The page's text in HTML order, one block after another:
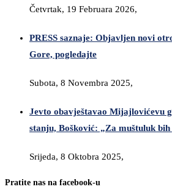
Četvrtak, 19 Februara 2026,
PRESS saznaje: Objavljen novi
Gore, pogledajte
Subota, 8 Novembra 2025,
Jevto obavještavao Mijajlovićevu
stanju, Bošković: „Za muštuluk
Srijeda, 8 Oktobra 2025,
Pratite nas na facebook-u